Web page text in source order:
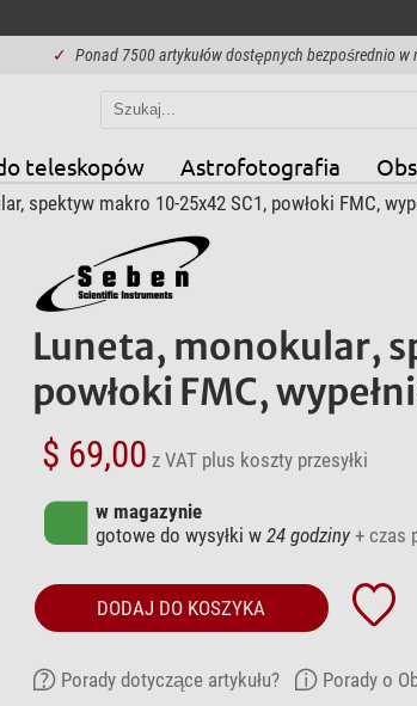
✓ Ponad 7500 artykułów dostępnych bezpośrednio w
teleskopów Astrofotografia
spektyw makro 10-25x42 SC1, powłoki FMC,
Luneta, monokular,
powłoki FMC,
$ 69,00 z VAT plus koszty przesyłki
w magazynie
gotowe do wysyłki w 24 godziny + czas
DODAJ DO KOSZYKA
Porady dotyczące artykułu? Porady o